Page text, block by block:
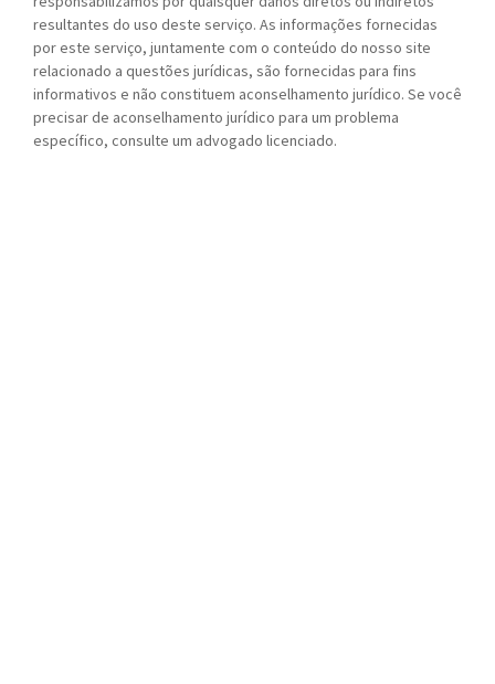
resultantes do uso deste serviço. As informações fornecidas
por este serviço, juntamente com o conteúdo do nosso site
relacionado a questões jurídicas, são fornecidas para fins
informativos e não constituem aconselhamento jurídico. Se você
precisar de aconselhamento jurídico para um problema
específico, consulte um advogado licenciado.